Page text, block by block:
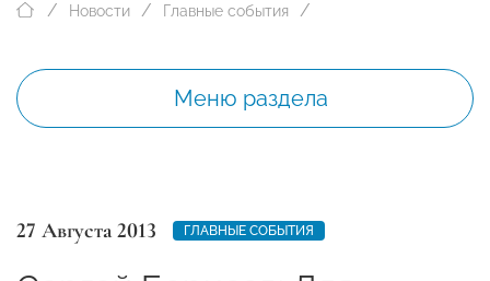
Новости Главные события
Меню раздела
27 Августа 2013 ГЛАВНЫЕ СОБЫТИЯ